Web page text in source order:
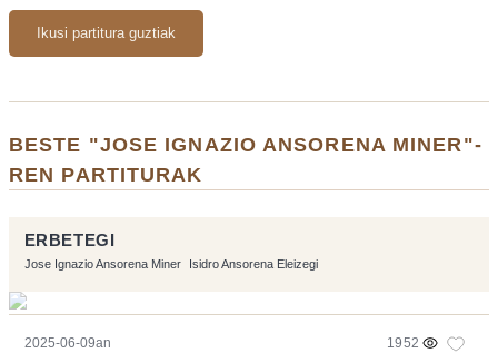
Ikusi partitura guztiak
BESTE "JOSE IGNAZIO ANSORENA MINER"-
REN PARTITURAK
ERBETEGI
Jose Ignazio Ansorena Miner Isidro Ansorena Eleizegi
2025-06-09an 1952